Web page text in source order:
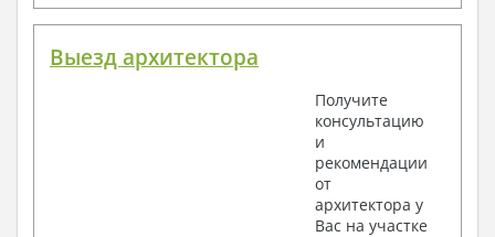
Выезд архитектора
Получите
консультацию
и
рекомендации
от
архитектора у
Вас на участке